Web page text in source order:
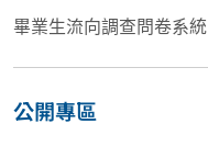
畢業生流向調查問卷系統
公開專區